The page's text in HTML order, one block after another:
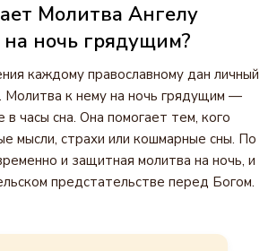
Молитва Ангелу
ночь грядущим?
каждому православному дан личный
Молитва к нему на ночь грядущим —
часы сна. Она помогает тем, кого
мысли, страхи или кошмарные сны. По
и защитная молитва на ночь, и
предстательстве перед Богом.